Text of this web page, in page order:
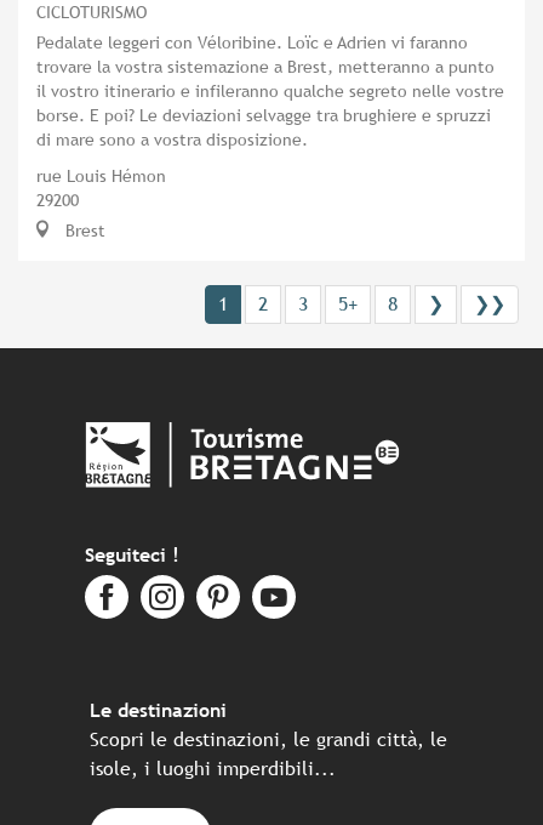
CICLOTURISMO
Pedalate leggeri con Véloribine. Loïc e Adrien vi faranno
trovare la vostra sistemazione a Brest, metteranno a punto
il vostro itinerario e infileranno qualche segreto nelle vostre
borse. E poi? Le deviazioni selvagge tra brughiere e spruzzi
di mare sono a vostra disposizione.
rue Louis Hémon
29200
Brest
1 2 3 5+ 8 ❯ ❯❯
Seguiteci !
Le destinazioni
Scopri le destinazioni, le grandi città, le
isole, i luoghi imperdibili...